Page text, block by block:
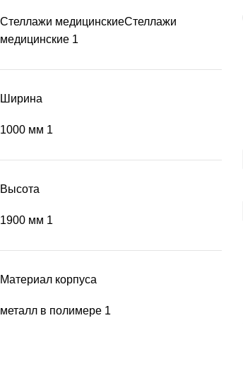
Стеллажи медицинскиеСтеллажи
медицинские 1
Ширина
1000 мм 1
Высота
1900 мм 1
Материал корпуса
металл в полимере 1